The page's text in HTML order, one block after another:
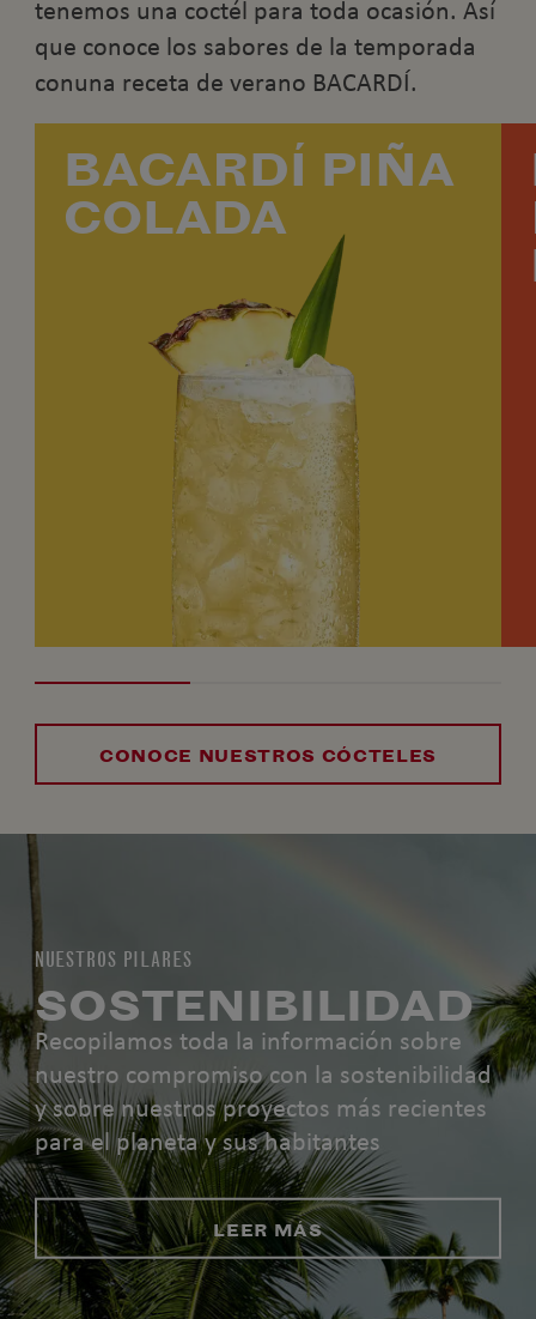
tenemos una coctél para toda ocasión. Así
que conoce los sabores de la temporada
conuna receta de verano BACARDÍ.
BACARDÍ PIÑA
COLADA
CONOCE NUESTROS CÓCTELES
NUESTROS PILARES
SOSTENIBILIDAD
Recopilamos toda la información sobre
nuestro compromiso con la sostenibilidad
y sobre nuestros proyectos más recientes
para el planeta y sus habitantes
LEER MÁS